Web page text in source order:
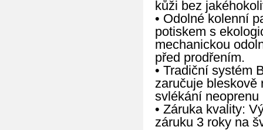
kůži bez
• Odolné kolenní
potiskem s
mechanickou
před prodřením.
• Tradiční systém
zaručuje bleskově
svlékání
• Záruka kvality:
záruku 3 roky na